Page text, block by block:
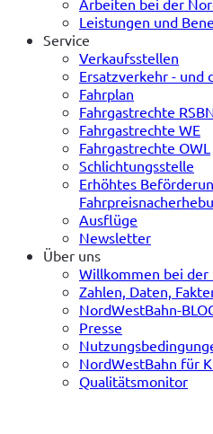
Leistungen und
Service
Verkaufsstellen
Ersatzverkehr - und
Fahrplan
Fahrgastrechte
Fahrgastrechte WE
Fahrgastrechte OWL
Schlichtungsstelle
Erhöhtes
Ausflüge
Newsletter
Über uns
Willkommen bei der
Zahlen, Daten,
NordWestBahn-
Presse
NordWestBahn für
Qualitätsmonitor